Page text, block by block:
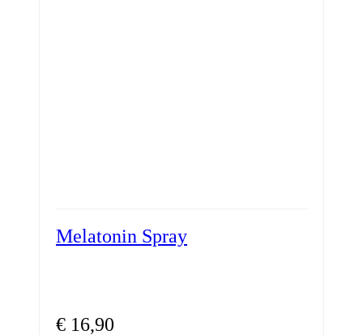
Melatonin Spray
€ 16,90